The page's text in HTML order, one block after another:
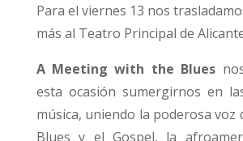
Para el viernes 13 nos
más al Teatro Principal de
A Meeting with the Blues
esta ocasión sumergirnos en
música, uniendo la poderosa voz
Blues y el Gospel, la